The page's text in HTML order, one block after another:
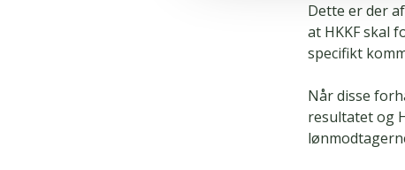
Dette er der
at HKKF skal
specifikt
Når disse
resultatet og